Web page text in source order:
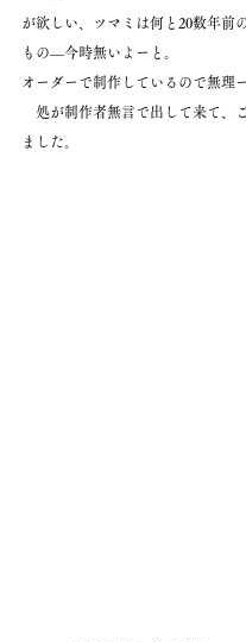
が欲しい、ツマミは何と20数年前
もの―今時無いよーと。
オーダーで制作しているので無理ー
処が制作者無言で出して来て、
ました。